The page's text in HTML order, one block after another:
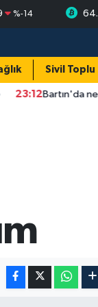
%-14
Sivil Toplum
23:12Bartın'da nem
22:22 |Fındık